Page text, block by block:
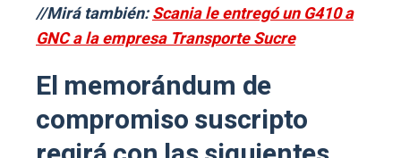
//Mirá también:Scania le entregó un G410 a
GNC a la empresa Transporte Sucre
El memorándum de
compromiso suscripto